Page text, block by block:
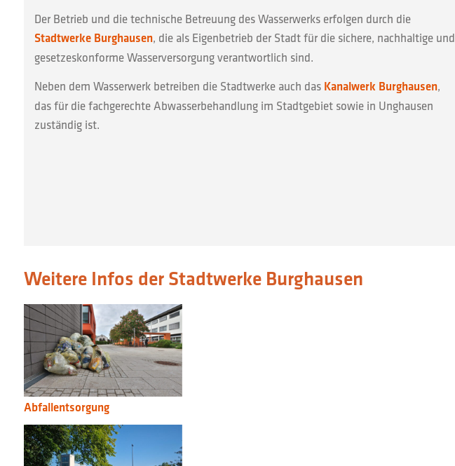
Der Betrieb und die technische Betreuung des Wasserwerks erfolgen durch die
Stadtwerke Burghausen, die als Eigenbetrieb der Stadt für die sichere, nachhaltige und
gesetzeskonforme Wasserversorgung verantwortlich sind.
Neben dem Wasserwerk betreiben die Stadtwerke auch das Kanalwerk Burghausen,
das für die fachgerechte Abwasserbehandlung im Stadtgebiet sowie in Unghausen
zuständig ist.
Weitere Infos der Stadtwerke Burghausen
Abfallentsorgung